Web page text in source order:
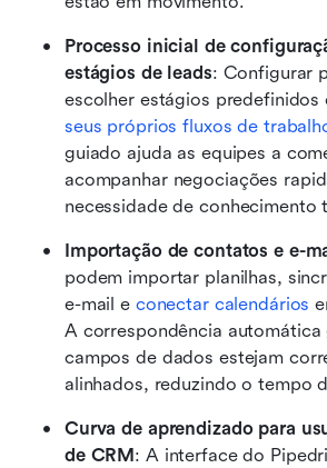
Processo inicial de
estágios de leads: Configurar
escolher estágios predefinidos
seus próprios fluxos de
guiado ajuda as equipes a
acompanhar negociações
necessidade de conhecimento
Importação de contatos e e-
podem importar planilhas,
e-mail e conectar calendários
A correspondência automática
campos de dados estejam
alinhados, reduzindo o tempo
Curva de aprendizado para
de CRM : A interface do